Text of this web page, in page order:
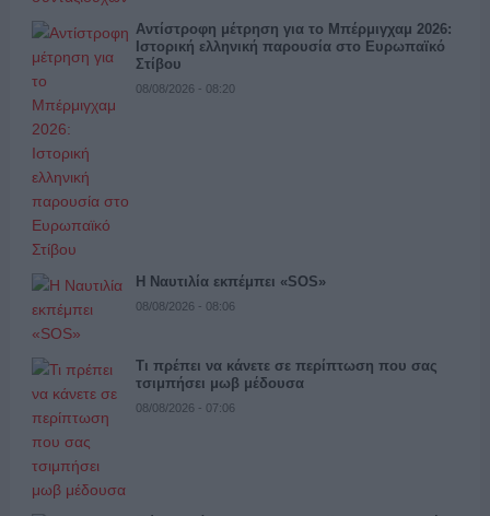
Αντίστροφη μέτρηση για το Μπέρμιγχαμ 2026:
Ιστορική ελληνική παρουσία στο Ευρωπαϊκό
Στίβου
08/08/2026 - 08:20
Η Ναυτιλία εκπέμπει «SOS»
08/08/2026 - 08:06
Τι πρέπει να κάνετε σε περίπτωση που σας
τσιμπήσει μωβ μέδουσα
08/08/2026 - 07:06